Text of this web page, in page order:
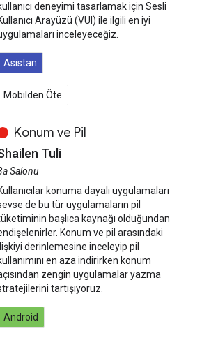
deneyimi tasarlamak için Sesli
Arayüzü (VUI) ile ilgili en iyi
inceleyeceğiz.
Asistan
Mobilden Öte
Konum ve Pil
Tuli
Salonu
konuma dayalı uygulamaları
de bu tür uygulamaların pil
başlıca kaynağı olduğundan
Konum ve pil arasındaki
derinlemesine inceleyip pil
en aza indirirken konum
zengin uygulamalar yazma
tartışıyoruz.
Android